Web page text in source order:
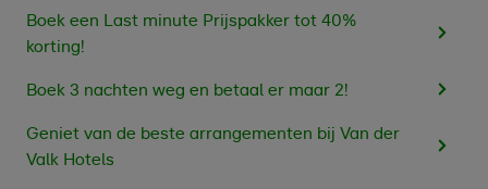
Boek een Last minute Prijspakker tot 40%
korting!
Boek 3 nachten weg en betaal er maar 2!
Geniet van de beste arrangementen bij Van der
Valk Hotels